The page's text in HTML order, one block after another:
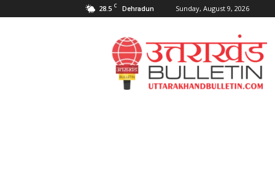
28.5 C Dehradun Sunday, August 9, 2026
Uttarakahnd
Bulletin